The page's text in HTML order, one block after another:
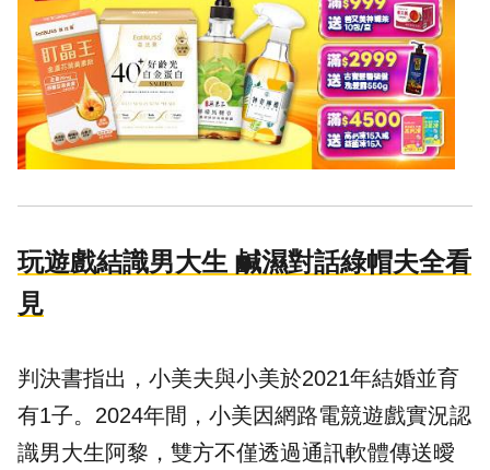
玩遊戲結識男大生 鹹濕對話綠帽夫全看
見
判決書指出，小美夫與小美於2021年結婚並育
有1子。2024年間，小美因網路電競遊戲實況認
識男大生阿黎，雙方不僅透過通訊軟體傳送曖